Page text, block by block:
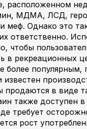
расположенном
МДМА, ЛСД,
меф. Однако это
ответственно.
чтобы
в рекреационных
более
известен
продаются в виде
также доступен
требует
рост